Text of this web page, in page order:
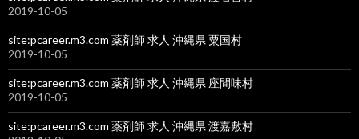
2019-10-05
site:pcareer.m3.com 薬剤師 求人 沖縄県 粟国村
2019-10-05
site:pcareer.m3.com 薬剤師 求人 沖縄県 座間味村
2019-10-05
site:pcareer.m3.com 薬剤師 求人 沖縄県 渡嘉敷村